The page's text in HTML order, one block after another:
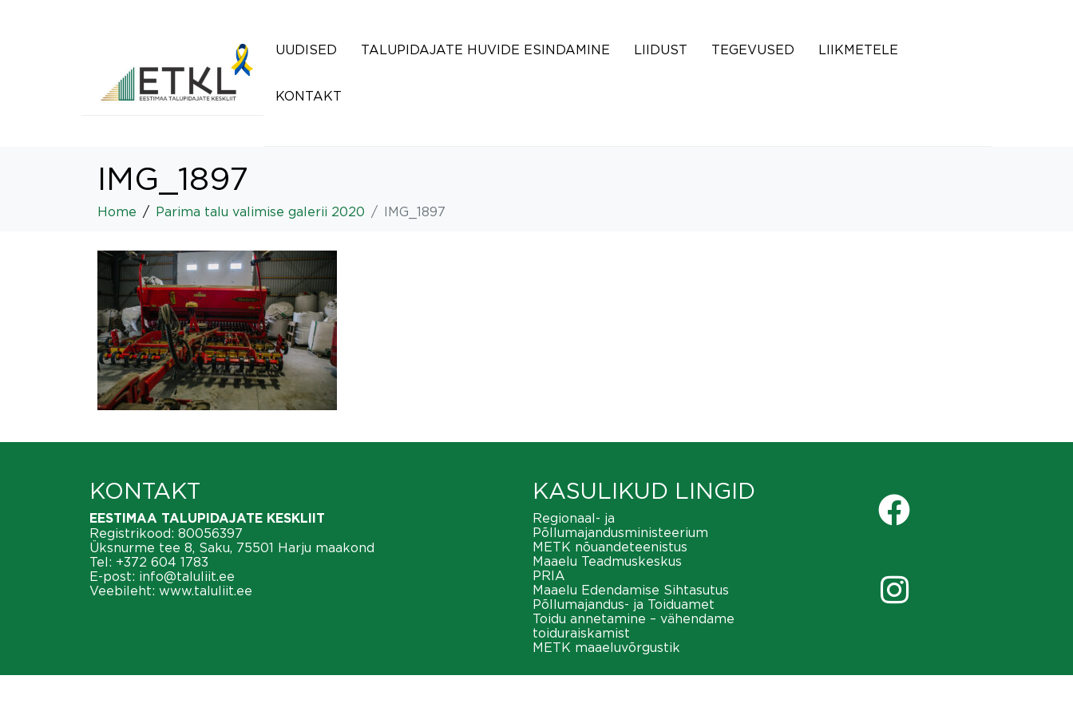
UUDISED TALUPIDAJATE HUVIDE ESINDAMINE LIIDUST TEGEVUSED LIIKMETELE
KONTAKT
IMG_1897
Home Parima talu valimise galerii 2020 IMG_1897
KONTAKT
EESTIMAA TALUPIDAJATE KESKLIIT
Registrikood: 80056397
Üksnurme tee 8, Saku, 75501 Harju maakond
Tel: +372 604 1783
E-post: info@taluliit.ee
Veebileht: www.taluliit.ee
KASULIKUD LINGID
Regionaal- ja
Põllumajandusministeerium
METK nõuandeteenistus
Maaelu Teadmuskeskus
PRIA
Maaelu Edendamise Sihtasutus
Põllumajandus- ja Toiduamet
Toidu annetamine – vähendame
toiduraiskamist
METK maaeluvõrgustik